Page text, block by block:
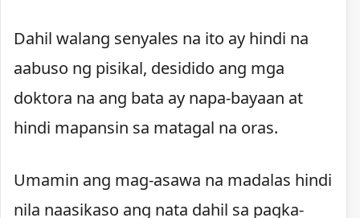
Dahil walang senyales na ito ay hindi na
aabuso ng pisikal, desidido ang mga
doktora na ang bata ay napa-bayaan at
hindi mapansin sa matagal na oras.
Umamin ang mag-asawa na madalas hindi
nila naasikaso ang nata dahil sa pagka-